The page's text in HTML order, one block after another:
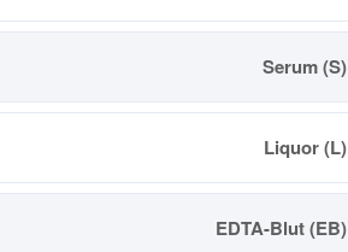
Serum (S)
Liquor (L)
EDTA-Blut (EB)